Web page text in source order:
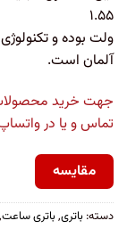
۱.۵۵
ولت بوده و
آلمان است.
جهت خرید
تماس و یا در
مقایسه
دسته: باتری,باتری ساعت,